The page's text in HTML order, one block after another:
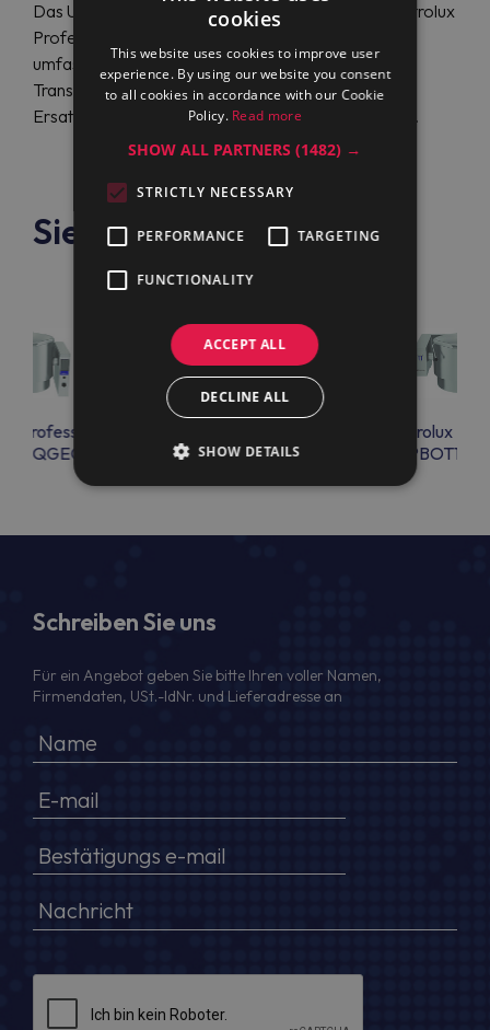
Das Unternehmen ist offizieller Distributor von Electrolux
Professional-Geräten. Es bietet seinen Kunden
umfassende Logistik-, Lager- und
Transportdienstleistungen, eine große Auswahl an
Ersatzteilen sowie Garantie- und Serviceleistungen.
Siehe auch
Professional
PBOT10TCCO
Electrolux
Schreiben Sie uns
Für ein Angebot geben Sie bitte Ihren voller Namen,
Firmendaten, USt.-IdNr. und Lieferadresse an
cookies
This website uses cookies to improve user
experience. By using our website you consent
to all cookies in accordance with our Cookie
Policy. Read more
SHOW ALL PARTNERS(1482) →
STRICTLY NECESSARY
PERFORMANCE TARGETING
FUNCTIONALITY
ACCEPT ALL
DECLINE ALL
SHOW DETAILS